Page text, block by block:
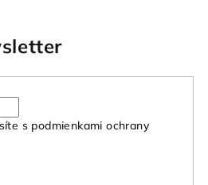
s podmienkami ochrany